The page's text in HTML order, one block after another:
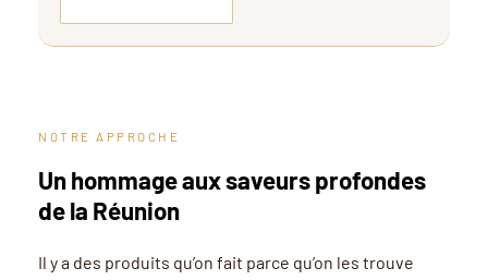
NOTRE APPROCHE
Un hommage aux saveurs profondes
de la Réunion
Il y a des produits qu’on fait parce qu’on les trouve